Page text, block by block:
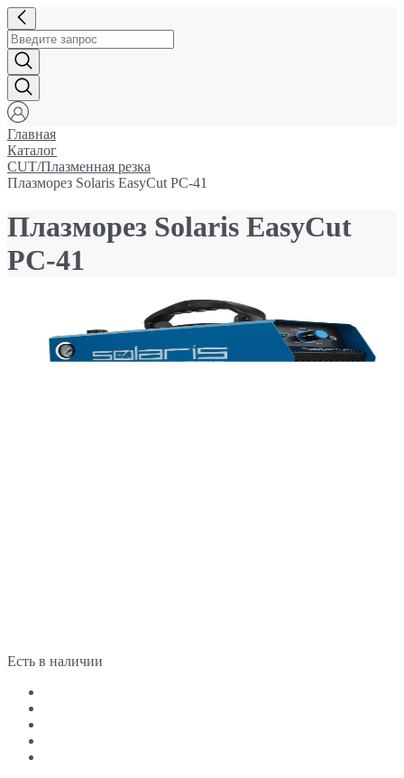
Главная
Каталог
CUT/Плазменная резка
Плазморез Solaris EasyCut PC-41
Плазморез Solaris EasyCut
PC-41
Есть в наличии